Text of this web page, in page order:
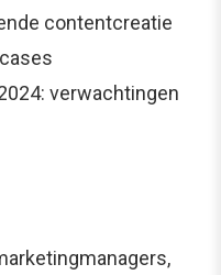
contentcreatie
verwachtingen